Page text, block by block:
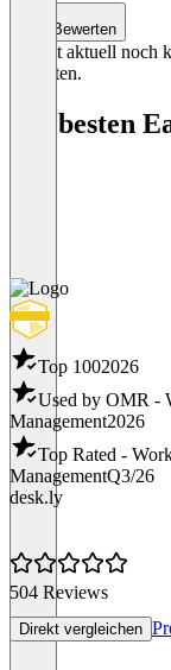
Bewerten
Es gibt aktuell noch
enthalten.
Die besten
Top 1002026
Used by OMR -
Management2026
Top Rated -
ManagementQ3/26
desk.ly
504 Reviews
Direkt vergleichen